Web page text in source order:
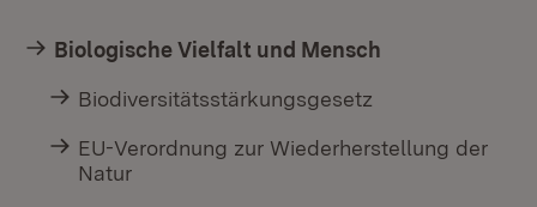
Biologische Vielfalt und Mensch
Biodiversitätsstärkungsgesetz
EU-Verordnung zur Wiederherstellung der
Natur